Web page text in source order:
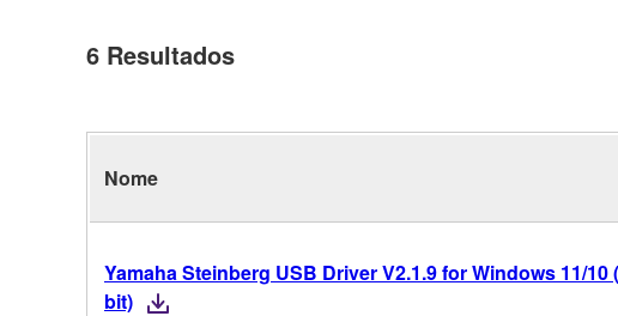
6 Resultados
Nome
Yamaha Steinberg USB Driver V2.1.9 for Windows 11/10
bit)